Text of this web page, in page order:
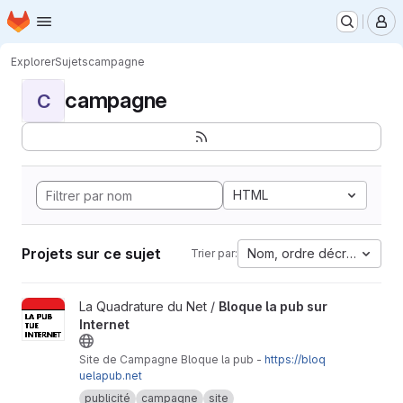
Passer au contenu principal
Page d'accueil
ExplorerSujetscampagne
C campagne
HTML
Projets sur ce sujet Trier par: Nom, ordre décroissant
Afficher le projet Bloque la pub sur Internet
La Quadrature du Net / Bloque la pub sur
Internet
Site de Campagne Bloque la pub - https://bloq
uelapub.net
publicité
campagne site